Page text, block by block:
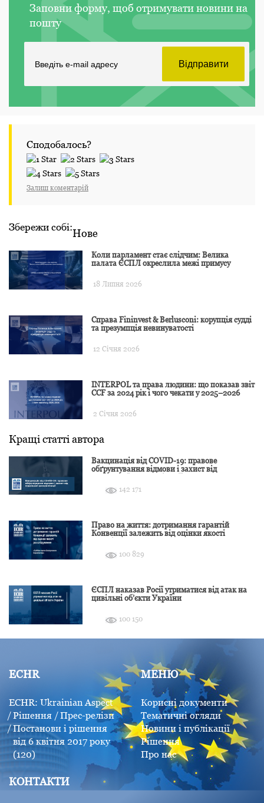
Заповни форму, щоб отримувати новини на
пошту
Сподобалось?
Залиш коментарій
Збережи собі:Нове
Коли парламент стає слідчим: Велика
палата ЄСПЛ окреслила межі примусу
18 Липня 2026
Справа Fininvest & Berlusconi: корупція судді
та презумпція невинуватості
12 Січня 2026
INTERPOL та права людини: що показав звіт
CCF за 2024 рік і чого чекати у 2025–2026
2 Січня 2026
Кращі статті автора
Вакцинація від COVID-19: правове
обґрунтування відмови і захист від
142 171
Право на життя: дотримання гарантій
Конвенції залежить від оцінки якості
100 829
ЄСПЛ наказав Росії утриматися від атак на
цивільні об’єкти України
100 150
ECHR
ECHR: Ukrainian Aspect
Рішення
Прес-релізи
Постанови і рішення
від 6 квітня 2017 року
(120)
МЕНЮ
Корисні документи
Тематичні огляди
Новини і публікації
Рішення
Про нас
КОНТАКТИ